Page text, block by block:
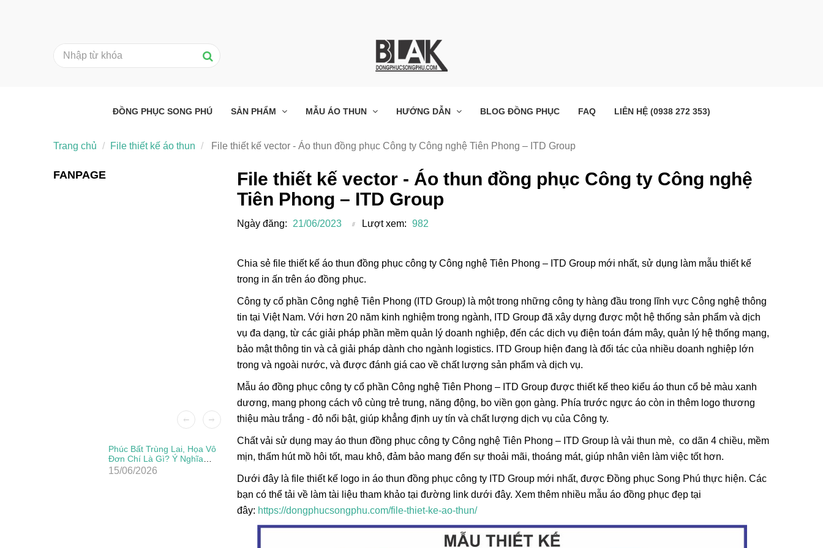
File thiết kế vector - Áo thun đồng phục Công ty Công nghệ
Tiên Phong – ITD Group
Ngày đăng: 21/06/2023 Lượt xem: 982
Chia sẻ file thiết kế áo thun đồng phục công ty Công nghệ Tiên Phong – ITD Group mới nhất, sử dụng làm mẫu thiết kế
trong in ấn trên áo đồng phục.
Công ty cổ phần Công nghệ Tiên Phong (ITD Group) là một trong những công ty hàng đầu trong lĩnh vực Công nghệ thông
tin tại Việt Nam. Với hơn 20 năm kinh nghiệm trong ngành, ITD Group đã xây dựng được một hệ thống sản phẩm và dịch
vụ đa dạng, từ các giải pháp phần mềm quản lý doanh nghiệp, đến các dịch vụ điện toán đám mây, quản lý hệ thống mạng,
bảo mật thông tin và cả giải pháp dành cho ngành logistics. ITD Group hiện đang là đối tác của nhiều doanh nghiệp lớn
trong và ngoài nước, và được đánh giá cao về chất lượng sản phẩm và dịch vụ.
Mẫu áo đồng phục công ty cổ phần Công nghệ Tiên Phong – ITD Group được thiết kế theo kiểu áo thun cổ bẻ màu xanh
dương, mang phong cách vô cùng trẻ trung, năng động, bo viền gọn gàng. Phía trước ngực áo còn in thêm logo thương
thiệu màu trắng - đỏ nổi bật, giúp khẳng định uy tín và chất lượng dịch vụ của Công ty.
Chất vải sử dụng may áo thun đồng phục công ty Công nghệ Tiên Phong – ITD Group là vải thun mè, co dãn 4 chiều, mềm
mịn, thấm hút mồ hôi tốt, mau khô, đảm bảo mang đến sự thoải mãi, thoáng mát, giúp nhân viên làm việc tốt hơn.
Dưới đây là file thiết kế logo in áo thun đồng phục công ty ITD Group mới nhất, được Đồng phục Song Phú thực hiện. Các
bạn có thể tải về làm tài liệu tham khảo tại đường link dưới đây. Xem thêm nhiều mẫu áo đồng phục đẹp tại
đây: https://dongphucsongphu.com/file-thiet-ke-ao-thun/
FANPAGE
Phúc Bất Trùng Lai, Họa Vô
Đơn Chí Là Gì? Ý Nghĩa
Thực Sự Của Câu Thành
15/06/2026
Lá Cờ Thêu Mini – Patch Ủi
Quốc Kỳ Việt Nam Đẹp, Sắc
Phúc Bất Trùng Lai, Họa Vô
Đơn Chí Là Gì? Ý Nghĩa
Ngữ Này
Quốc Kỳ Việt Nam Đẹp, Sắc
ĐỒNG PHỤC SONG PHÚ SẢN PHẨM MẪU ÁO THUN HƯỚNG DẪN BLOG ĐỒNG PHỤC FAQ LIÊN HỆ (0938 272 353)
Trang chủ File thiết kế áo thun File thiết kế vector - Áo thun đồng phục Công ty Công nghệ Tiên Phong – ITD Group